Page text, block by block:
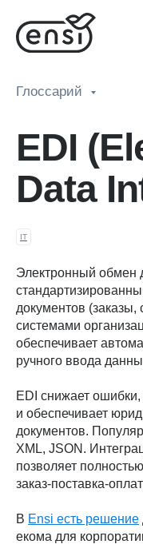
Глоссарий
EDI
Data
IT
Электронный
документов
системами
обеспечивает
ручного ввода
EDI снижает ошибки,
и обеспечивает
документов.
XML, JSON.
позволяет
заказ-поставка-
В Ensi есть решение
екома для